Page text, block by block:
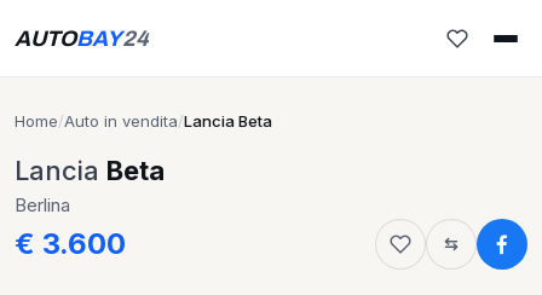
AUTOBAY24
Home/Auto in vendita/Lancia Beta
Lancia Beta
Berlina
€ 3.600